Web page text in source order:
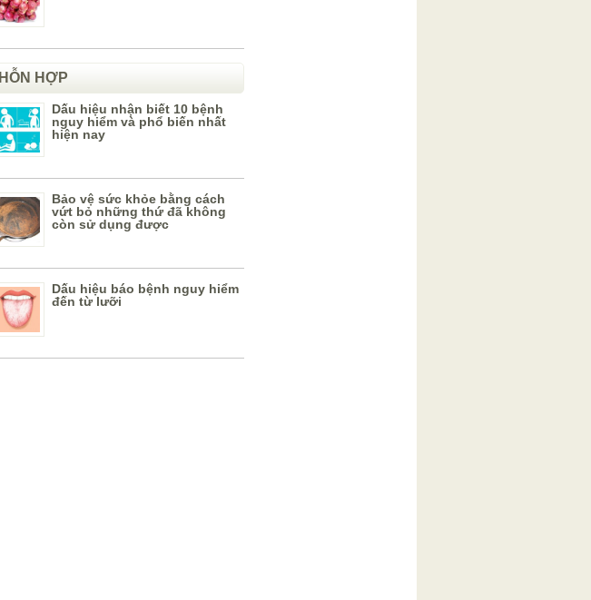
HỖN HỢP
Dấu hiệu nhận biết 10 bệnh
nguy hiểm và phổ biến nhất
hiện nay
Bảo vệ sức khỏe bằng cách
vứt bỏ những thứ đã không
còn sử dụng được
Dấu hiệu báo bệnh nguy hiểm
đến từ lưỡi